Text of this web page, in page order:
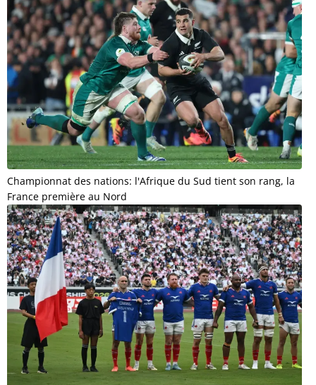
Championnat des nations: l'Afrique du Sud tient son rang, la
France première au Nord